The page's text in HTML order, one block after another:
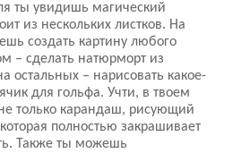
ты увидишь магический
из нескольких листков. На
создать картину любого
– сделать натюрморт из
остальных – нарисовать какое-
для гольфа. Учти, в твоем
только карандаш, рисующий
полностью закрашивает
Также ты можешь